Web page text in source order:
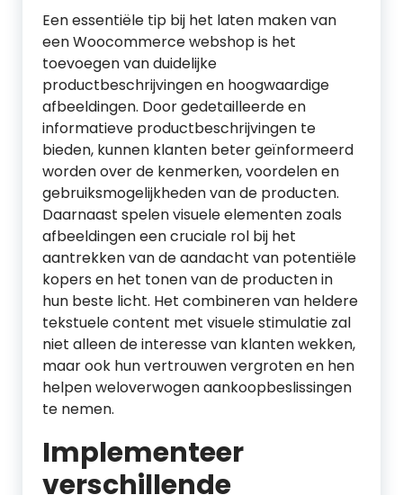
Een essentiële tip bij het laten maken van
een Woocommerce webshop is het
toevoegen van duidelijke
productbeschrijvingen en hoogwaardige
afbeeldingen. Door gedetailleerde en
informatieve productbeschrijvingen te
bieden, kunnen klanten beter geïnformeerd
worden over de kenmerken, voordelen en
gebruiksmogelijkheden van de producten.
Daarnaast spelen visuele elementen zoals
afbeeldingen een cruciale rol bij het
aantrekken van de aandacht van potentiële
kopers en het tonen van de producten in
hun beste licht. Het combineren van heldere
tekstuele content met visuele stimulatie zal
niet alleen de interesse van klanten wekken,
maar ook hun vertrouwen vergroten en hen
helpen weloverwogen aankoopbeslissingen
te nemen.
Implementeer
verschillende